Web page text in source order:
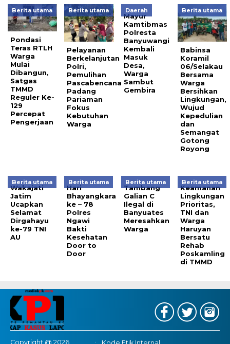
Berita utama
Pondasi
Teras RTLH
Warga
Mulai
Dibangun,
Satgas
TMMD
Reguler Ke-
129
Percepat
Pengerjaan
Berita utama
Pelayanan
Berkelanjutan
Polri,
Pemulihan
Pascabencana
Padang
Pariaman
Fokus
Kebutuhan
Warga
Daerah
Mayur
Kamtibmas
Polresta
Banyuwangi
Kembali
Masuk
Desa,
Warga
Sambut
Gembira
Berita utama
Babinsa
Koramil
06/Selakau
Bersama
Warga
Bersihkan
Lingkungan,
Wujud
Kepedulian
dan
Semangat
Gotong
Royong
Berita utama
Wakajati
Jatim
Ucapkan
Selamat
Dirgahayu
ke-79 TNI
AU
Berita utama
Hari
Bhayangkara
ke – 78
Polres
Ngawi
Bakti
Kesehatan
Door to
Door
Berita utama
Tambang
Galian C
Ilegal di
Banyuates
Meresahkan
Warga
Berita utama
Keamanan
Lingkungan
Prioritas,
TNI dan
Warga
Haruyan
Bersatu
Rehab
Poskamling
di TMMD
Copyright @ 2026